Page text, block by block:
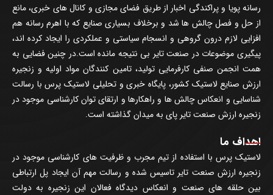
رسانه پویا و پراکندگی اخبار از طریق فضای مجازی و کانال های خبری، مانع
از حل و فصل چالش ها شد و برخلاف بسیاری صنایع که با اهرم رسانه هم
افزایی لازم درون گروهی و انسجام سیاستی و عملکردی را ایجاد کرده اند،
پیگیری موضوعات در صنعت تایر بی نتیجه مانده است.در چنین فضایی به
همت انجمن صنفی کارفرمایی تولید، تامین کنندگان مواد اولیه و زنجیره
ارزش صنایع لاستیک کشور، پایگاه خبری و تحلیلی لاستیک پرس با رسالت
شناسایی و انعکاس چالش ها و راهکارها و ارتقای توان کارشناسی موجود در
زنجیره ارزش صنعت تایر پای به میدان گذاشته است.
اهداف ما
لاستیک پرس با استفاده از تیم مجرب و ظرفیت های کارشناسی موجود در
زنجیره ارزش صنعت تایر تاسیس شده و رسالت مهم آن ایجاد پل ارتباطی
بین حلقه های صنعت و انعکاس دیدگاه فعالان این زنجیره به دولت